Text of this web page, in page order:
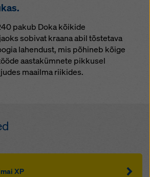
pakub Doka kõikide
sobivat kraana abil tõstetava
lahendust, mis põhineb kõige
aastakümnete pikkusel
maailma riikides.
XP